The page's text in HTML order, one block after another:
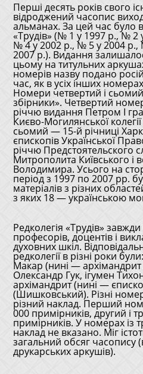
Перші десять років свого
відроджений часопис
альманах. За цей час було
«Трудів» (№ 1 у 1997 р., № 2
№ 4 у 2002 р., № 5 у 2004 р.,
2007 р.). Видання
цьому на титульних
номерів назву подано
час, як в усіх інших
Номери четвертий і
збірники». Четвертий
річчю видання Петром І
Києво-Могилянської колегії
сьомий — 15-й річниці
єпископів Української
річчю Предстоятельского
Митрополита Київського і
Володимира. Усього на
період з 1997 по 2007 рр.
матеріалів з різних
з яких 18 — українською
Редколегія «Трудів»
професорів, доцентів і
духовних шкіл.
редколегії в різні роки
Макар (нині —
Олександр Гук, ігумен
архімандрит (нині —
(Шишковський). Різні
різний наклад. Перший
000 примірників, другий і
примірників. У номерах із
наклад не вказано. Міг
загальний обсяг часопису
друкарських аркушів).